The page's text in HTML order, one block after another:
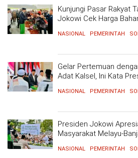
AGRARIA
DAERAH
OPINI
EKONOMI
OLAHRAGA
HIBURAN
SERIKATNEWS.COM
PEWARTANUSANTARA.COM
REDAKSI
TENTANG
KERJASAMA
PEDOMAN
Kunjungi Pasar Rakyat
Jokowi Cek Harga
NASIONAL PEMERINTAH
Gelar Pertemuan
Adat Kalsel, Ini Kata
NASIONAL PEMERINTAH
Presiden Jokowi
Masyarakat Melayu-
NASIONAL PEMERINTAH